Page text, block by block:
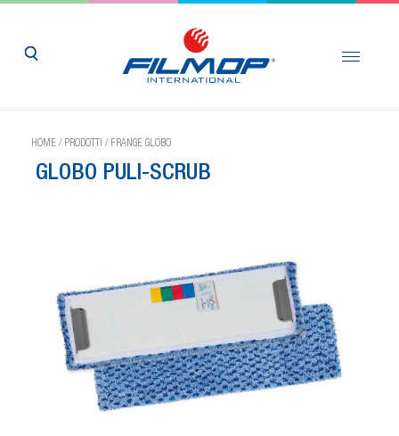
HOME / PRODOTTI / FRANGE GLOBO
GLOBO PULI-SCRUB